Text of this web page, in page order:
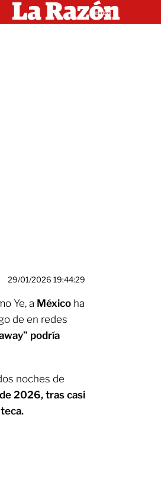
29/01/2026 19:44:29
Ye, a México ha
de en redes
podría
noches de
2026, tras casi